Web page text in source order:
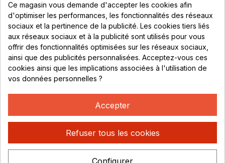
69530 Brignais
Lundi au vendredi :
8h - 16h
uniquement sur Rendez-vous
CONTACT
04 78 37 00 68
contact@rhonephilatelie.fr
Ce magasin vous demande d'accepter les cookies afin
d'optimiser les performances, les fonctionnalités des réseaux
sociaux et la pertinence de la publicité. Les cookies tiers liés
aux réseaux sociaux et à la publicité sont utilisés pour vous
offrir des fonctionnalités optimisées sur les réseaux sociaux,
ainsi que des publicités personnalisées. Acceptez-vous ces
cookies ainsi que les implications associées à l'utilisation de
vos données personnelles ?
Accepter
Refuser tous les cookies
Configurer